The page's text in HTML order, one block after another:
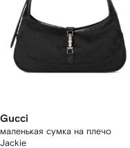
Gucci
маленькая сумка на плечо
Jackie